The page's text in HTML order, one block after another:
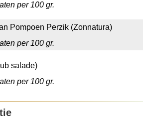
per 100 gr.
Pompoen Perzik (Zonnatura)
per 100 gr.
salade)
per 100 gr.